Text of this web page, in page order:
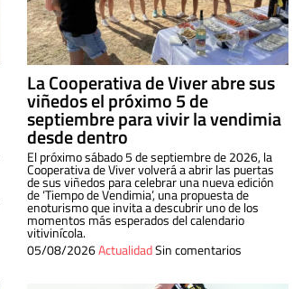
La Cooperativa de Viver abre sus
viñedos el próximo 5 de
septiembre para vivir la vendimia
desde dentro
El próximo sábado 5 de septiembre de 2026, la
Cooperativa de Viver volverá a abrir las puertas
de sus viñedos para celebrar una nueva edición
de ‘Tiempo de Vendimia’, una propuesta de
enoturismo que invita a descubrir uno de los
momentos más esperados del calendario
vitivinícola.
05/08/2026ActualidadSin comentarios